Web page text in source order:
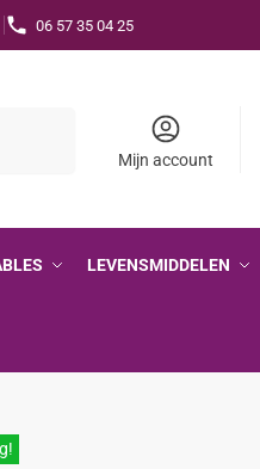
06 57 35 04 25
Mijn account
LEVENSMIDDELEN